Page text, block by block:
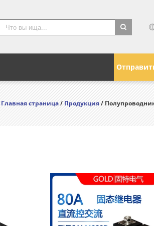
Главная страница/Продукция/